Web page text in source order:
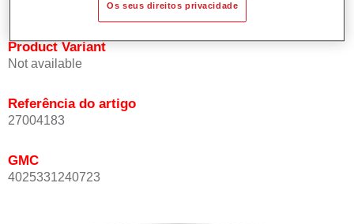
Product Variant
Not available
Referência do artigo
27004183
GMC
4025331240723
Os seus direitos privacidade